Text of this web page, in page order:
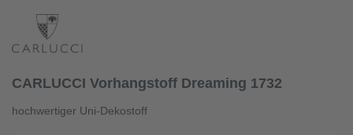
CARLUCCI Vorhangstoff Dreaming 1732
hochwertiger Uni-Dekostoff